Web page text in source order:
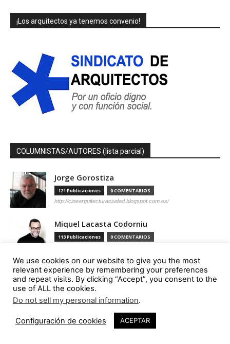
¡Los arquitectos ya tenemos convenio!
COLUMNISTAS/AUTORES (lista parcial)
Jorge Gorostiza
121 Publicaciones 0 COMENTARIOS
http://cinearquitecturaciudad.blogspot.com.es/
Miquel Lacasta Codorniu
113 Publicaciones 0 COMENTARIOS
José Ramón Hernández Correa
112 Publicaciones 0 COMENTARIOS
http://arquitectamoslocos.blogspot.com.es/
Miguel Ángel Díaz Camacho
0 COMENTARIOS
We use cookies on our website to give you the most
relevant experience by remembering your preferences
and repeat visits. By clicking “Accept”, you consent to the
use of ALL the cookies.
Do not sell my personal information.
Configuración de cookies ACEPTAR